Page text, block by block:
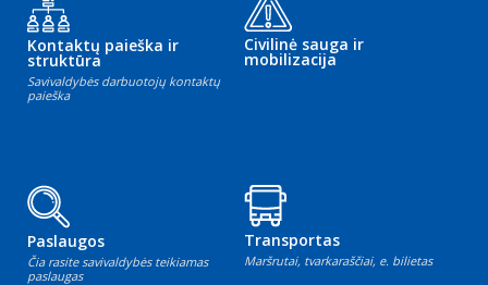
Kontaktų paieška ir
struktūra
Savivaldybės darbuotojų kontaktų
paieška
Civilinė sauga ir
mobilizacija
Paslaugos
Čia rasite savivaldybės teikiamas
paslaugas
Transportas
Maršrutai, tvarkaraščiai, e. bilietas